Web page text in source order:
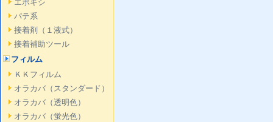
エポキシ
パテ系
接着剤（１液式）
接着補助ツール
フィルム
ＫＫフィルム
オラカバ（スタンダード）
オラカバ（透明色）
オラカバ（蛍光色）